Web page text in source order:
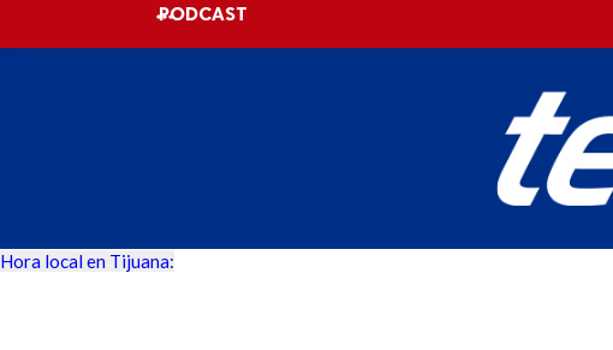
PODCAST

Hora local en Tijuana: